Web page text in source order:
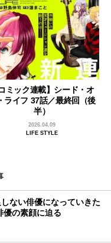
コミック連載】シード・オ
ライフ 37話／最終回（後
半）
2026.04.09
LIFE STYLE
ない俳優になっていきた
優の素顔に迫る